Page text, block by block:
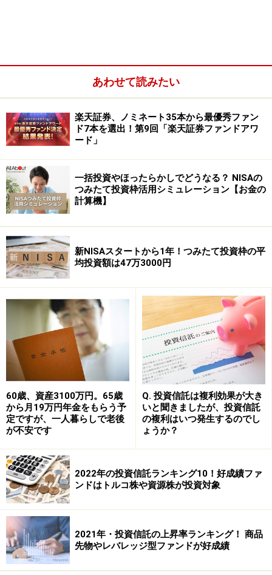
海外REITは為替差益を含む値上がり益期待
で投資を
（または参考指標）として「FTSE NAREITEquity
REITsインデックス配当利回り（若干表記が異なるケー
スあり）」を使用しているファンドがかなり多く見受け
られます。代表的な海外ＲＥＩＴ指数と思われますが、
平成25年1月31日現在の同指数の利回りは3.6％前後です
（前後としているのはファンドのマンスリーレポートに
より若干異なるためです）。
トで「FTSE NAREIT EquityREITsインデックス配当利
回り」を毎月確認しているのですが、この1年はＲＥＩ
Ｔ価格の上昇などにより、配当利回りは緩やかな低下傾
向にあると言えます。配当利回りが緩やかに低下してい
る詳細な背景は専門家に任せるとして、意外と低い利回
りだと思われた投資家が多い気がしてなりません。
あわせて読みたい
楽天証券、ノミネート35本から最優秀ファン
ド7本を選出！第9回「楽天証券ファンドアワ
ード」
一括投資やほったらかしでどうなる？ NISAの
つみたて投資枠活用シミュレーション【お金の
計算機】
新NISAスタートから1年！つみたて投資枠の平
均投資額は47万3000円
60歳、資産3100万円。65歳
から月19万円年金をもらう予
定ですが、一人暮らしで老後
が不安です
Q. 投資信託は複利効果が大き
いと聞きましたが、投資信託
の複利はいつ発生するのでし
ょうか？
2022年の投資信託ランキング10！好成績ファ
ンドはトルコ株や資源株が投資対象
2021年・投資信託の上昇率ランキング！ 商品
先物やレバレッジ型ファンドが好成績